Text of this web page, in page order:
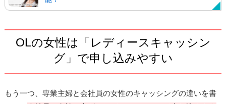
OLの女性は「レディースキャッシン
グ」で申し込みやすい
もう一つ、専業主婦と会社員の女性のキャッシングの違いを書